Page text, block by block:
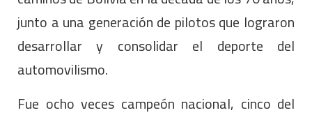
junto a una generación de pilotos que lograron
desarrollar y consolidar el deporte del
automovilismo.
Fue ocho veces campeón nacional, cinco del